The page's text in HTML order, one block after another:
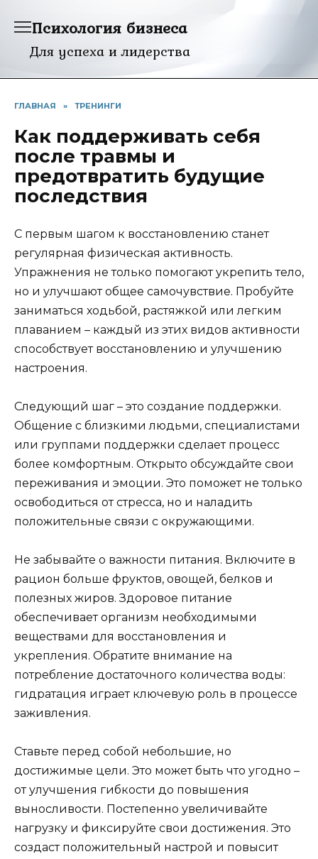
Психология бизнеса
Для успеха и лидерства
ГЛАВНАЯ » ТРЕНИНГИ
Как поддерживать себя
после травмы и
предотвратить будущие
последствия
С первым шагом к восстановлению станет
регулярная физическая активность.
Упражнения не только помогают укрепить тело,
но и улучшают общее самочувствие. Пробуйте
заниматься ходьбой, растяжкой или легким
плаванием – каждый из этих видов активности
способствует восстановлению и улучшению
настроения.
Следующий шаг – это создание поддержки.
Общение с близкими людьми, специалистами
или группами поддержки сделает процесс
более комфортным. Открыто обсуждайте свои
переживания и эмоции. Это поможет не только
освободиться от стресса, но и наладить
положительные связи с окружающими.
Не забывайте о важности питания. Включите в
рацион больше фруктов, овощей, белков и
полезных жиров. Здоровое питание
обеспечивает организм необходимыми
веществами для восстановления и
укрепления. Обратите внимание на
потребление достаточного количества воды:
гидратация играет ключевую роль в процессе
заживления.
Ставьте перед собой небольшие, но
достижимые цели. Это может быть что угодно –
от улучшения гибкости до повышения
выносливости. Постепенно увеличивайте
нагрузку и фиксируйте свои достижения. Это
создаст положительный настрой и повысит